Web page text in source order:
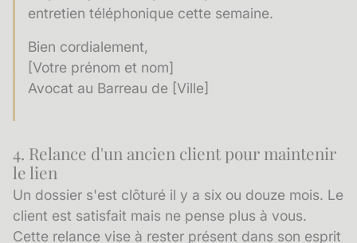
entretien téléphonique cette semaine.
Bien cordialement,
[Votre prénom et nom]
Avocat au Barreau de [Ville]
4. Relance d'un ancien client pour maintenir
le lien
Un dossier s'est clôturé il y a six ou douze mois. Le
client est satisfait mais ne pense plus à vous.
Cette relance vise à rester présent dans son esprit